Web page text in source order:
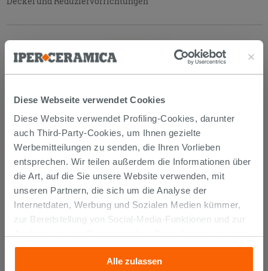
Diese Webseite verwendet Cookies
Diese Website verwendet Profiling-Cookies, darunter
auch Third-Party-Cookies, um Ihnen gezielte
Werbemitteilungen zu senden, die Ihren Vorlieben
entsprechen. Wir teilen außerdem die Informationen über
die Art, auf die Sie unsere Website verwenden, mit
unseren Partnern, die sich um die Analyse der
Internetdaten, Werbung und Sozialen Medien kümmer,
zur Bereitstellung von Social-Media-Funktionen und zur
anderen Informationen, die Sie ihnen geliefert haben oder
die sie aufgrund Ihrer Verwendung ihrer Dienste
Alle zulassen